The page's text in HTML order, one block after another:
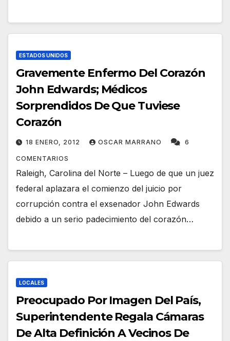
ESTADOS UNIDOS
Gravemente Enfermo Del Corazón
John Edwards; Médicos
Sorprendidos De Que Tuviese
Corazón
18 ENERO, 2012 OSCAR MARRANO 6
COMENTARIOS
Raleigh, Carolina del Norte – Luego de que un juez
federal aplazara el comienzo del juicio por
corrupción contra el exsenador John Edwards
debido a un serio padecimiento del corazón…
LOCALES
Preocupado Por Imagen Del País,
Superintendente Regala Cámaras
De Alta Definición A Vecinos De